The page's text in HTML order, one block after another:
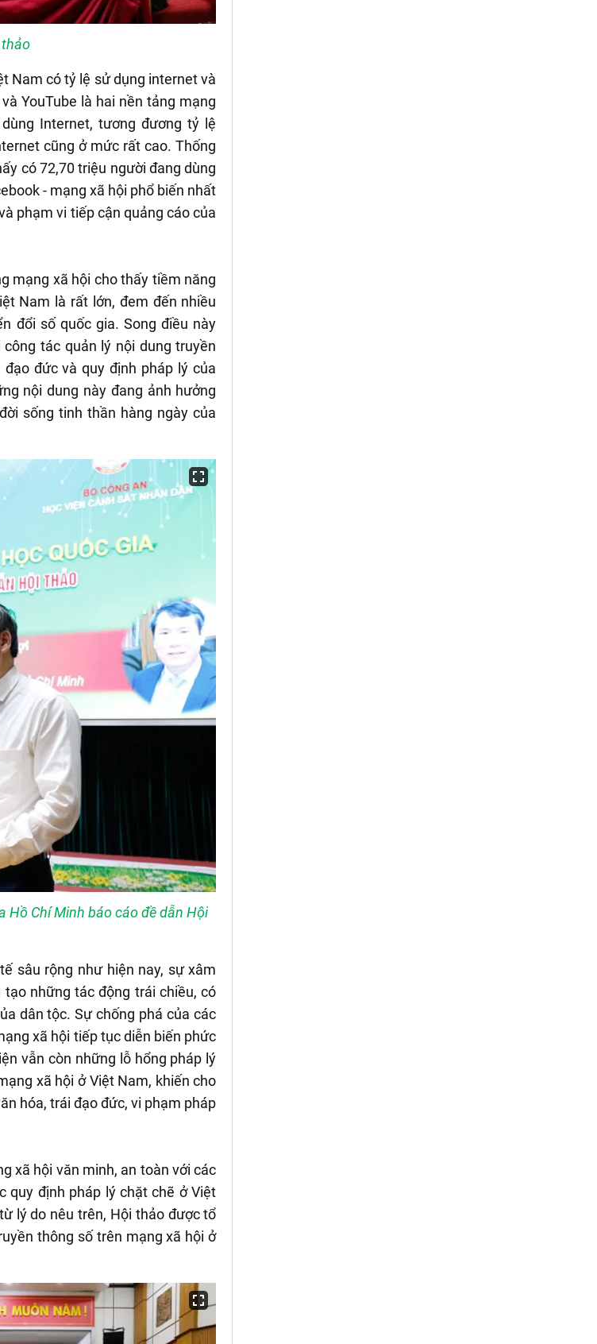
Nam có tỷ lệ sử dụng internet và
YouTube là hai nền tảng mạng
Internet, tương đương tỷ lệ
cũng ở mức rất cao. Thống
có 72,70 triệu người đang dùng
- mạng xã hội phổ biến nhất
phạm vi tiếp cận quảng cáo của
mạng xã hội cho thấy tiềm năng
Nam là rất lớn, đem đến nhiều
đổi số quốc gia. Song điều này
tác quản lý nội dung truyền
đức và quy định pháp lý của
nội dung này đang ảnh hưởng
sống tinh thần hàng ngày của
Hồ Chí Minh báo cáo đề dẫn Hội
sâu rộng như hiện nay, sự xâm
những tác động trái chiều, có
dân tộc. Sự chống phá của các
xã hội tiếp tục diễn biến phức
vẫn còn những lỗ hổng pháp lý
xã hội ở Việt Nam, khiến cho
hóa, trái đạo đức, vi phạm pháp
xã hội văn minh, an toàn với các
quy định pháp lý chặt chẽ ở Việt
lý do nêu trên, Hội thảo được tổ
thông số trên mạng xã hội ở